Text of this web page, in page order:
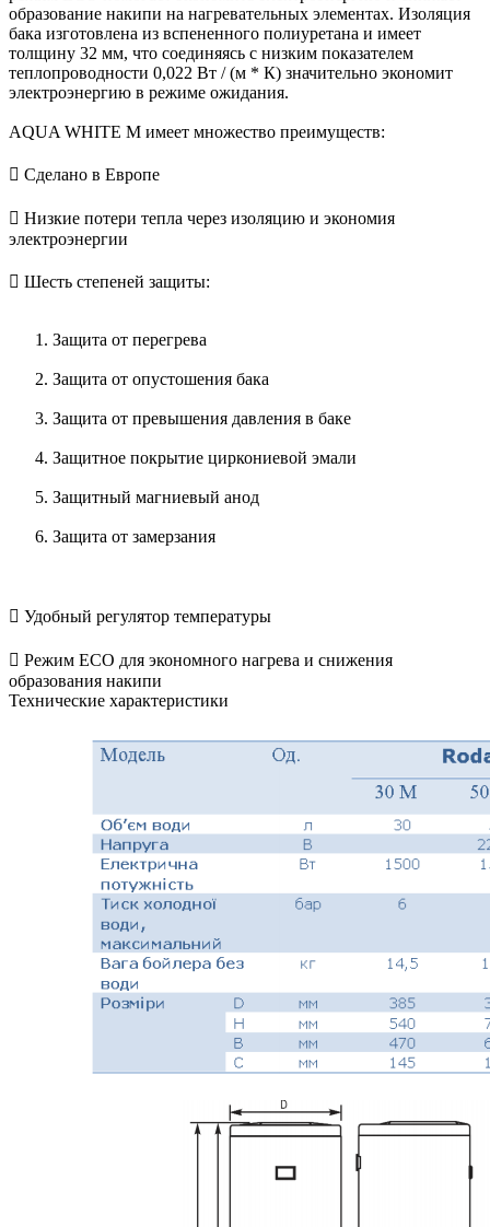
образование накипи на нагревательных элементах. Изоляция
бака изготовлена ​​из вспененного полиуретана и имеет
толщину 32 мм, что соединяясь с низким показателем
теплопроводности 0,022 Вт / (м * К) значительно экономит
электроэнергию в режиме ожидания.
AQUA WHITE M имеет множество преимуществ:
 Сделано в Европе
 Низкие потери тепла через изоляцию и экономия
электроэнергии
 Шесть степеней защиты:
Защита от перегрева
Защита от опустошения бака
Защита от превышения давления в баке
Защитное покрытие циркониевой эмали
Защитный магниевый анод
Защита от замерзания
 Удобный регулятор температуры
 Режим ЕСО для экономного нагрева и снижения
образования накипи
Технические характеристики